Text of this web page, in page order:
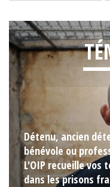
Détenu, ancien
bénévole ou
L'OIP recueille vos
dans les prisons